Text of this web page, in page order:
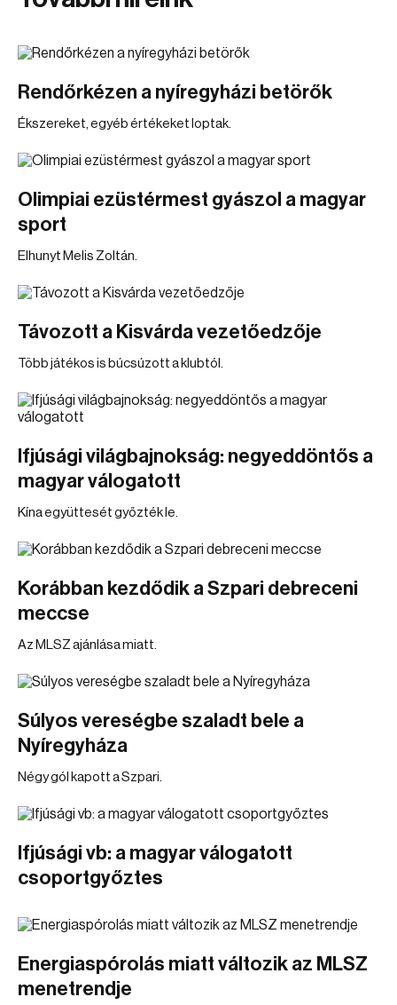
Rendőrkézen a nyíregyházi betörők
Ékszereket, egyéb értékeket loptak.
Olimpiai ezüstérmest gyászol a magyar
sport
Elhunyt Melis Zoltán.
Távozott a Kisvárda vezetőedzője
Több játékos is búcsúzott a klubtól.
Ifjúsági világbajnokság: negyeddöntős a
magyar válogatott
Kína együttesét győzték le.
Korábban kezdődik a Szpari debreceni
meccse
Az MLSZ ajánlása miatt.
Súlyos vereségbe szaladt bele a
Nyíregyháza
Négy gól kapott a Szpari.
Ifjúsági vb: a magyar válogatott
csoportgyőztes
Energiaspórolás miatt változik az MLSZ
menetrendje